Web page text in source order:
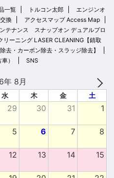
一覧 トルコン太郎
エンジンオ
換
アクセスマップ Access Map
テナンス スナップオン デュアルプロ
リーニング LASER CLEANING【錆取
去・カーボン除去・スラッジ除去】
）
SNS
年 8月
水 木 金 土
29 30 31 1
5 6 7 8
12 13 14 15